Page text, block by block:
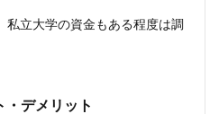
私立大学の資金もある程度は調
・デメリット